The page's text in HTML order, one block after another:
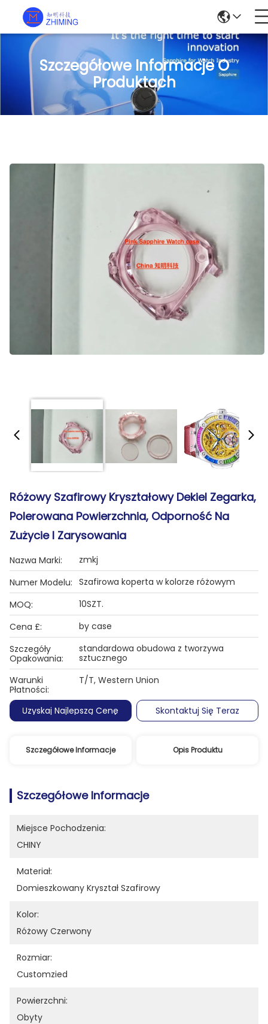
Szczegółowe Informacje O
Produktach
Różowy Szafirowy Kryształowy Dekiel Zegarka,
Polerowana Powierzchnia, Odporność Na
Zużycie I Zarysowania
Nazwa Marki:
zmkj
Numer Modelu: Szafirowa koperta w kolorze różowym
MOQ:
10SZT.
Cena £:
by case
Szczegóły
Opakowania:
standardowa obudowa z tworzywa
sztucznego
Warunki
Płatności:
T/T, Western Union
Uzyskaj Najlepszą Cenę Skontaktuj Się Teraz
Szczegółowe Informacje Opis Produktu
Szczegółowe Informacje
Miejsce Pochodzenia:
CHINY
Materiał:
Domieszkowany Kryształ Szafirowy
Kolor:
Różowy Czerwony
Rozmiar:
Customzied
Powierzchni:
Obyty